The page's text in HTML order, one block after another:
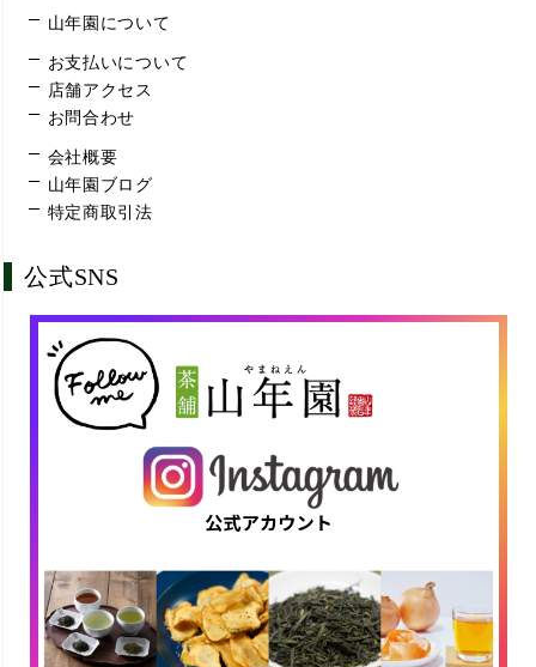
山年園について
お支払いについて
店舗アクセス
お問合わせ
会社概要
山年園ブログ
特定商取引法
公式SNS